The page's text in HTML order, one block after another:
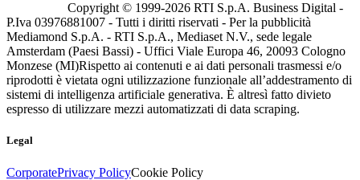
Copyright © 1999-2026 RTI S.p.A. Business Digital -
P.Iva 03976881007 - Tutti i diritti riservati - Per la pubblicità
Mediamond S.p.A. - RTI S.p.A., Mediaset N.V., sede legale
Amsterdam (Paesi Bassi) - Uffici Viale Europa 46, 20093 Cologno
Monzese (MI)Rispetto ai contenuti e ai dati personali trasmessi e/o
riprodotti è vietata ogni utilizzazione funzionale all’addestramento di
sistemi di intelligenza artificiale generativa. È altresì fatto divieto
espresso di utilizzare mezzi automatizzati di data scraping.
Legal
CorporatePrivacy PolicyCookie Policy